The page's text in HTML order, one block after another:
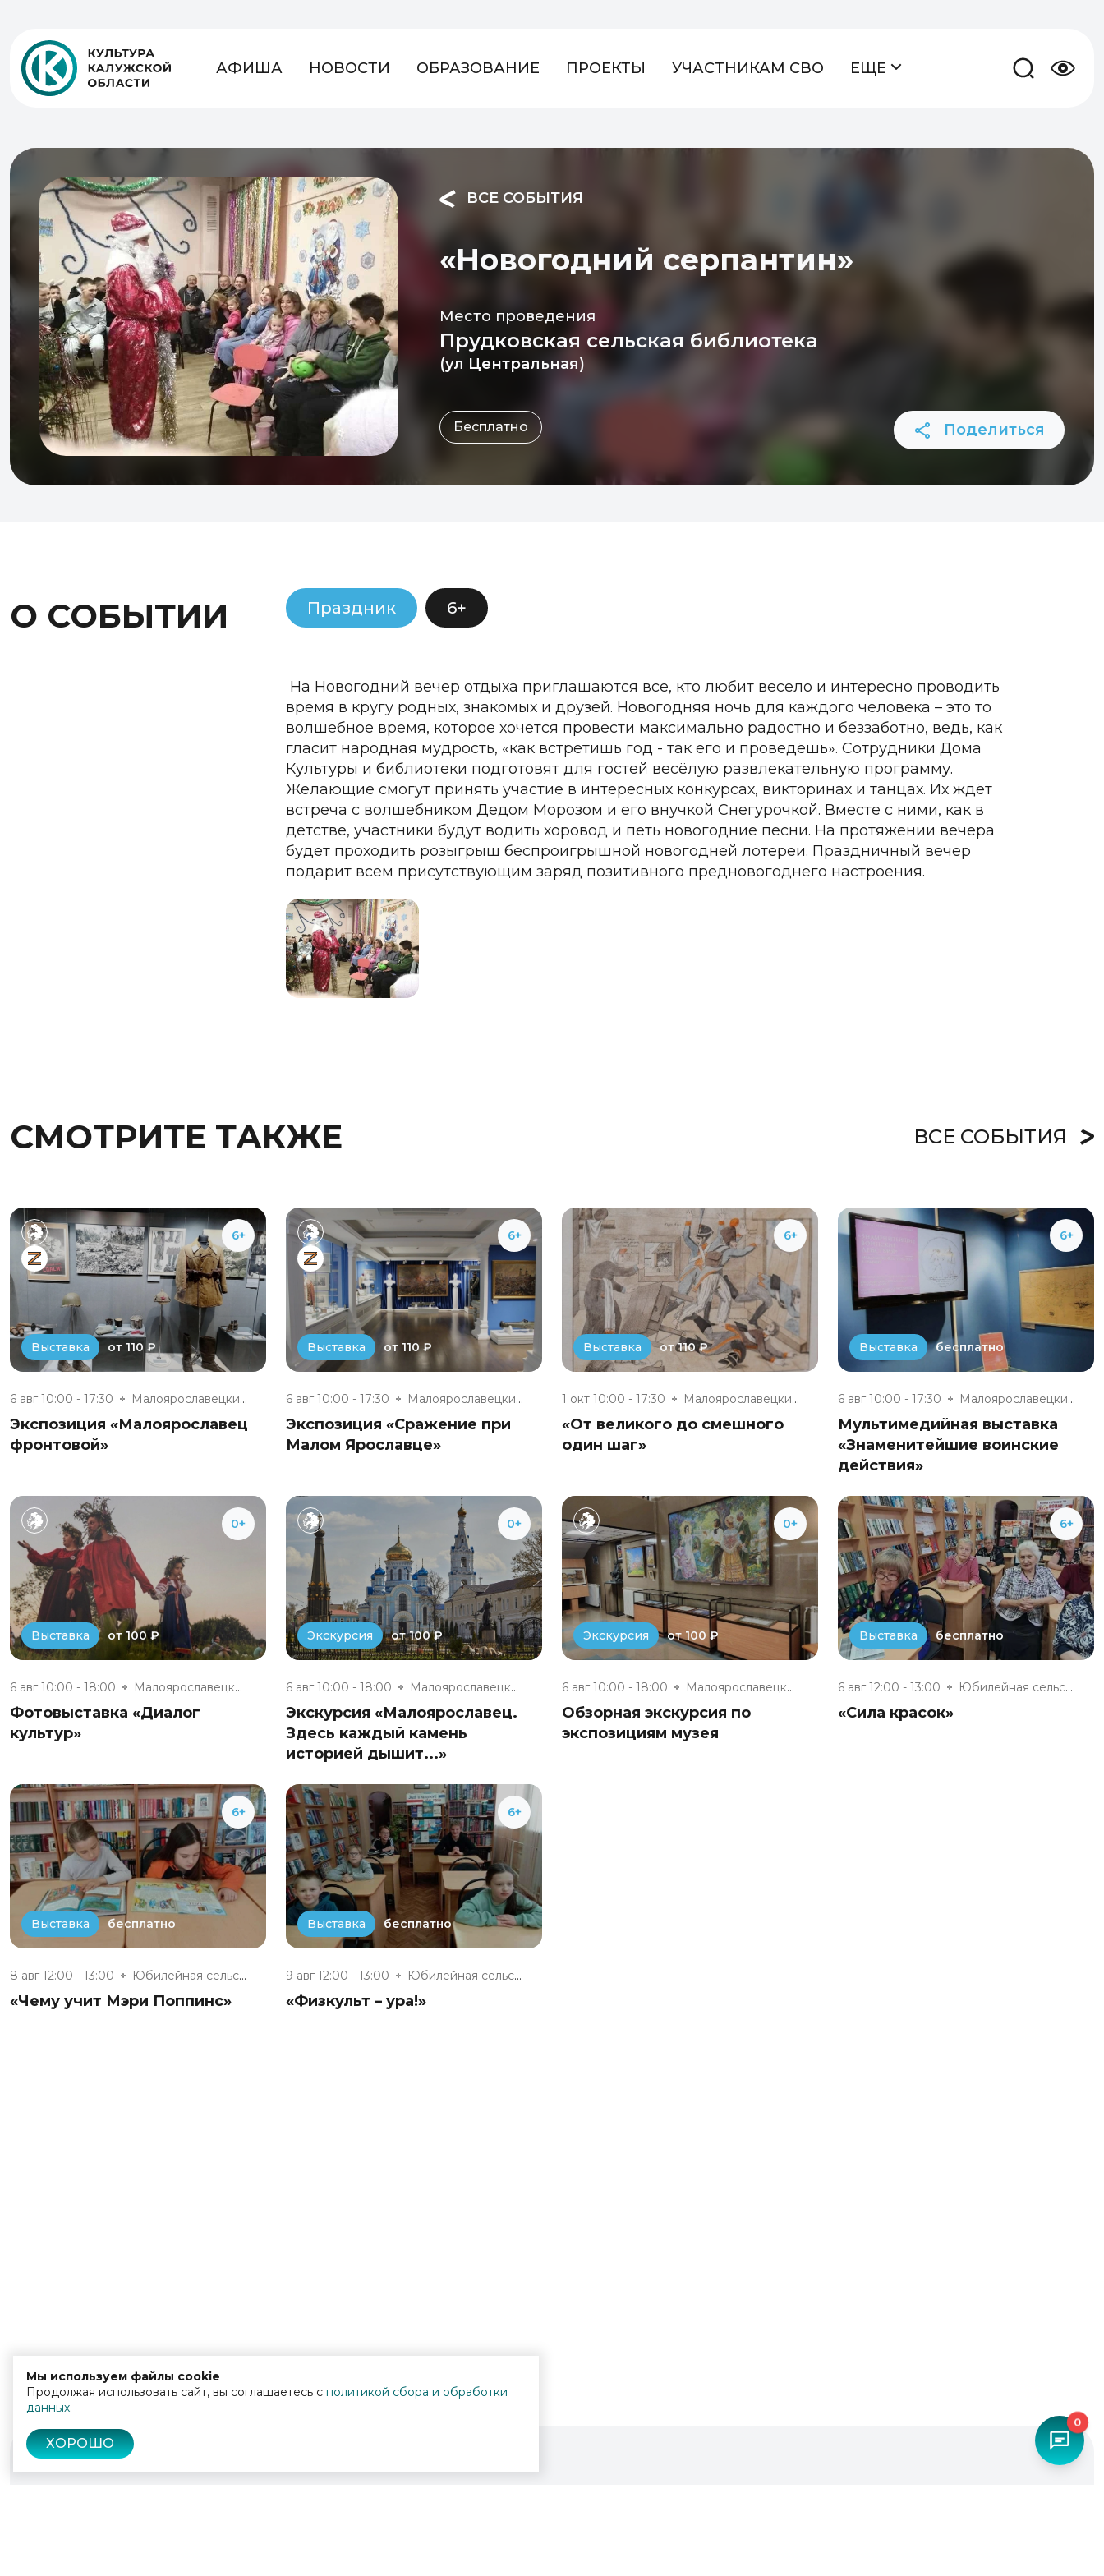
АФИША НОВОСТИ ОБРАЗОВАНИЕ ПРОЕКТЫ УЧАСТНИКАМ СВО ЕЩЕ
ВСЕ СОБЫТИЯ
«Новогодний серпантин»
Место проведения
Прудковская сельская библиотека
(ул Центральная)
Бесплатно Поделиться
О СОБЫТИИ Праздник 6+
На Новогодний вечер отдыха приглашаются все, кто любит весело и интересно проводить
время в кругу родных, знакомых и друзей. Новогодняя ночь для каждого человека – это то
волшебное время, которое хочется провести максимально радостно и беззаботно, ведь, как
гласит народная мудрость, «как встретишь год - так его и проведёшь». Сотрудники Дома
Культуры и библиотеки подготовят для гостей весёлую развлекательную программу.
Желающие смогут принять участие в интересных конкурсах, викторинах и танцах. Их ждёт
встреча с волшебником Дедом Морозом и его внучкой Снегурочкой. Вместе с ними, как в
детстве, участники будут водить хоровод и петь новогодние песни. На протяжении вечера
будет проходить розыгрыш беспроигрышной новогодней лотереи. Праздничный вечер
подарит всем присутствующим заряд позитивного предновогоднего настроения.
СМОТРИТЕ ТАКЖЕ ВСЕ СОБЫТИЯ
6+
Выставка от 110 ₽
6 авг 10:00 - 17:30 Малоярославецкий военно-истори...
Экспозиция «Малоярославец
фронтовой»
6+
Выставка от 110 ₽
6 авг 10:00 - 17:30 Малоярославецкий военно-истори...
Экспозиция «Сражение при
Малом Ярославце»
6+
Выставка от 110 ₽
1 окт 10:00 - 17:30 Малоярославецкий военно-истори...
«От великого до смешного
один шаг»
6+
Выставка бесплатно
6 авг 10:00 - 17:30 Малоярославецкий военно-истори...
Мультимедийная выставка
«Знаменитейшие воинские
действия»
0+
Выставка от 100 ₽
6 авг 10:00 - 18:00 Малоярославецкий музейно-выста...
Фотовыставка «Диалог
культур»
0+
Экскурсия от 100 ₽
6 авг 10:00 - 18:00 Малоярославецкий музейно-выста...
Экскурсия «Малоярославец.
Здесь каждый камень
историей дышит...»
0+
Экскурсия от 100 ₽
6 авг 10:00 - 18:00 Малоярославецкий музейно-выста...
Обзорная экскурсия по
экспозициям музея
6+
Выставка бесплатно
6 авг 12:00 - 13:00 Юбилейная сельская модельная б...
«Сила красок»
6+
Выставка бесплатно
8 авг 12:00 - 13:00 Юбилейная сельская модельная б...
«Чему учит Мэри Поппинс»
6+
Выставка бесплатно
9 авг 12:00 - 13:00 Юбилейная сельская модельная б...
«Физкульт – ура!»
Мы используем файлы cookie
Продолжая использовать сайт, вы соглашаетесь с политикой сбора и обработки
данных.
ХОРОШО
0